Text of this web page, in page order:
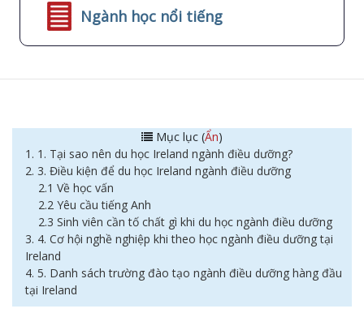
Ngành học nổi tiếng
Mục lục (Ẩn)
1. 1. Tại sao nên du học Ireland ngành điều dưỡng?
2. 3. Điều kiện để du học Ireland ngành điều dưỡng
2.1 Về học vấn
2.2 Yêu cầu tiếng Anh
2.3 Sinh viên cần tố chất gì khi du học ngành điều dưỡng
3. 4. Cơ hội nghề nghiệp khi theo học ngành điều dưỡng tại
Ireland
4. 5. Danh sách trường đào tạo ngành điều dưỡng hàng đầu
tại Ireland